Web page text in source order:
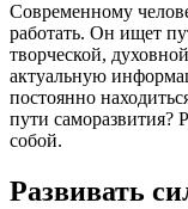
Cовременному
работать. Он ищет
творческой,
актуальную
постоянно
пути саморазвития?
собой.
Развивать